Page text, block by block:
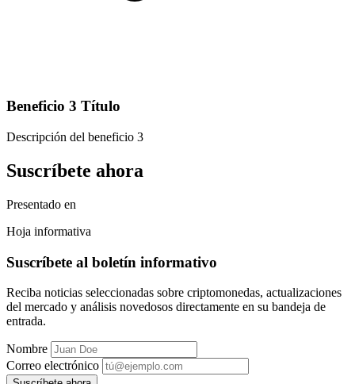
Beneficio 3 Título
Descripción del beneficio 3
Suscríbete ahora
Presentado en
Hoja informativa
Suscríbete al boletín informativo
Reciba noticias seleccionadas sobre criptomonedas, actualizaciones
del mercado y análisis novedosos directamente en su bandeja de
entrada.
Nombre
Correo electrónico